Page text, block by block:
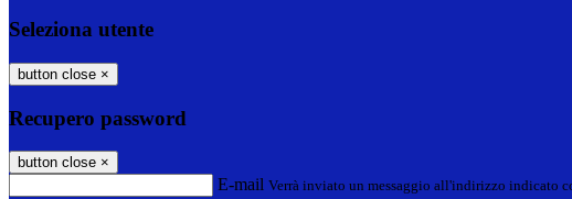
Seleziona utente
button close ×
Recupero password
button close ×
E-mail Verrà inviato un messaggio all'indirizzo indicato